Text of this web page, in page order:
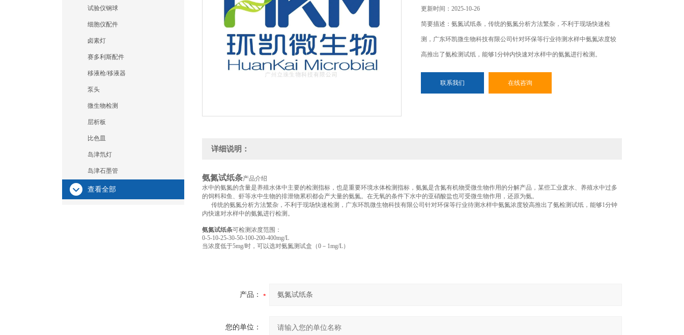
试验仪钢球
细胞仪配件
卤素灯
赛多利斯配件
移液枪/移液器
泵头
微生物检测
层析板
比色皿
岛津氘灯
岛津石墨管
查看全部
更新时间：2025-10-26
简要描述：氨氮试纸条，传统的氨氮分析方法繁杂，不利于现场快速检
测，广东环凯微生物科技有限公司针对环保等行业待测水样中氨氮浓度较
高推出了氨检测试纸，能够1分钟内快速对水样中的氨氮进行检测。
联系我们 在线咨询
详细说明：
氨氮试纸条产品介绍
水中的氨氮的含量是养殖水体中主要的检测指标，也是重要环境水体检测指标，氨氮是含氮有机物受微生物作用的分解产品，某些工业废水、养殖水中过多
的饲料和鱼、虾等水中生物的排泄物累积都会产大量的氨氮。在无氧的条件下水中的亚硝酸盐也可受微生物作用，还原为氨。
传统的氨氮分析方法繁杂，不利于现场快速检测，广东环凯微生物科技有限公司针对环保等行业待测水样中氨氮浓度较高推出了氨检测试纸，能够1分钟
内快速对水样中的氨氮进行检测。
氨氮试纸条可检测浓度范围：
0-5-10-25-30-50-100-200-400mg/L
当浓度低于5mg/时，可以选对氨氮测试盒（0－1mg/L）
产品：
您的单位：